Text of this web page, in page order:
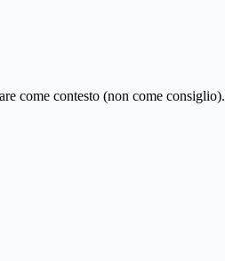
come contesto (non come consiglio).